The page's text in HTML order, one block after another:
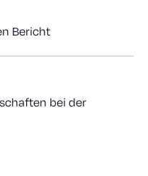
Bericht
bei der